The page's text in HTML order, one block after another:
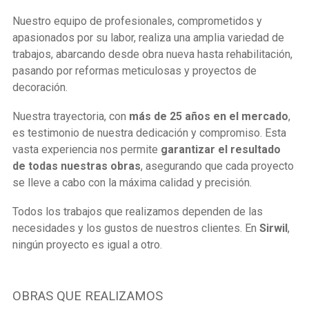
Nuestro equipo de profesionales, comprometidos y
apasionados por su labor, realiza una amplia variedad de
trabajos, abarcando desde obra nueva hasta rehabilitación,
pasando por reformas meticulosas y proyectos de
decoración.
Nuestra trayectoria, con más de 25 años en el mercado,
es testimonio de nuestra dedicación y compromiso. Esta
vasta experiencia nos permite garantizar el resultado
de todas nuestras obras, asegurando que cada proyecto
se lleve a cabo con la máxima calidad y precisión.
Todos los trabajos que realizamos dependen de las
necesidades y los gustos de nuestros clientes. EnSirwil,
ningún proyecto es igual a otro.
OBRAS QUE REALIZAMOS